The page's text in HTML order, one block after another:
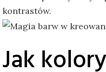
kontrastów.
Jak